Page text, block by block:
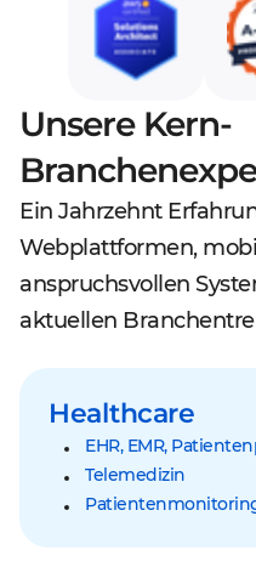
Unsere Kern-
Ein Jahrzehnt
Webplattformen,
anspruchsvollen
aktuellen
Healthcare
EHR, EMR,
Telemedizin